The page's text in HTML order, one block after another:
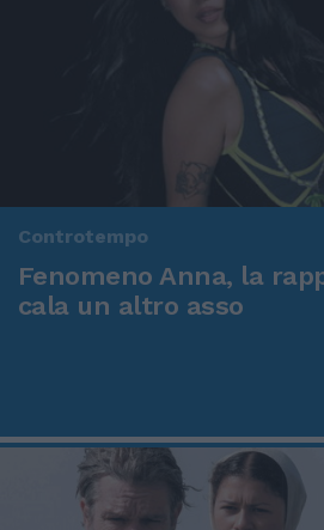
Controtempo
Fenomeno Anna, la
cala un altro asso